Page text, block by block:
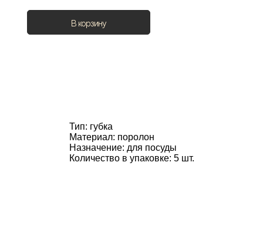
В корзину
Тип: губка
Материал: поролон
Назначение: для посуды
Количество в упаковке: 5 шт.